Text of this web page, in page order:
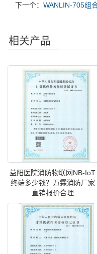
下一个： WANLIN-705组
相关产品
益阳医院消防物联网NB-IoT
终端多少钱？万霖消防厂家
直销报价合理